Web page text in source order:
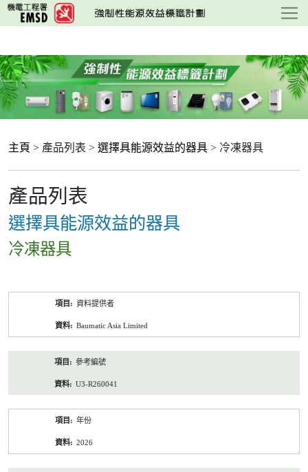
跳
至
要
內
容
主頁 > 產品列表 > 選擇具能源效益的器具 > 冷凍器具
產品列表
選擇具能源效益的器具
冷凍器具
資料提供者
Baumatic Asia Limited
參考編號
U3-R260041
年份
2026